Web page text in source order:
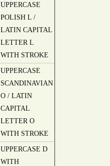
UPPERCASE
POLISH L /
LATIN CAPITAL
LETTER L
WITH STROKE
UPPERCASE
SCANDINAVIAN
O / LATIN
CAPITAL
LETTER O
WITH STROKE
UPPERCASE D
WITH